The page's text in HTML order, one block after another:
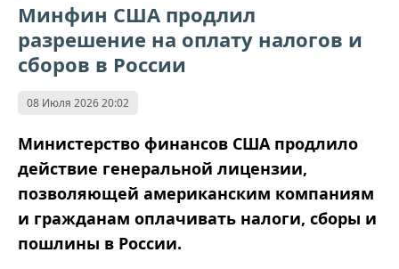
Минфин США продлил
разрешение на оплату налогов и
сборов в России
08 Июля 2026 20:02
Министерство финансов США продлило
действие генеральной лицензии,
позволяющей американским компаниям
и гражданам оплачивать налоги, сборы и
пошлины в России.